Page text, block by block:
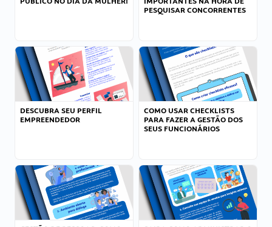
PESQUISAR CONCORRENTES
DESCUBRA SEU PERFIL
EMPREENDEDOR
COMO USAR CHECKLISTS
PARA FAZER A GESTÃO DOS
SEUS FUNCIONÁRIOS